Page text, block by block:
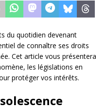
du quotidien devenant
de connaître ses droits
Cet article vous présentera
les législations en
protéger vos intérêts.